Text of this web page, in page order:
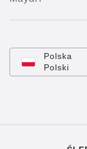
Polska
Polski